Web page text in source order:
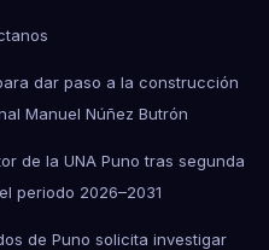
dar paso a la construcción
Manuel Núñez Butrón
de la UNA Puno tras segunda
periodo 2026–2031
de Puno solicita investigar